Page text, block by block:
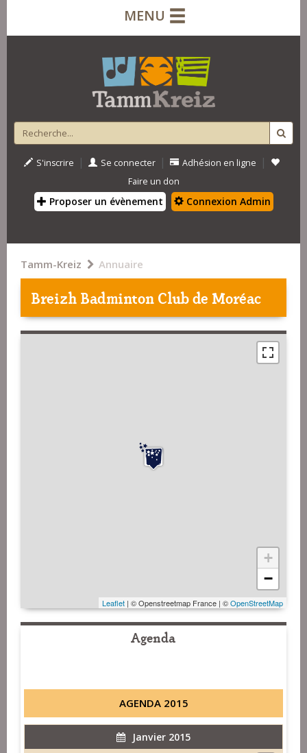
MENU
S'inscrire | Se connecter | Adhésion en ligne |
Faire un don
Proposer un évènement Connexion Admin
Tamm-Kreiz Annuaire
Breizh Badminton Club de Moréac
+
−
Leaflet | © Openstreetmap France | ©OpenStreetMap
Agenda
AGENDA 2015
Janvier 2015